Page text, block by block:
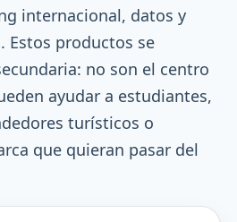
internacional, datos y
Estos productos se
no son el centro
ayudar a estudiantes,
turísticos o
que quieran pasar del